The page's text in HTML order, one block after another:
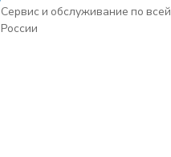
Сервис и обслуживание по всей
России